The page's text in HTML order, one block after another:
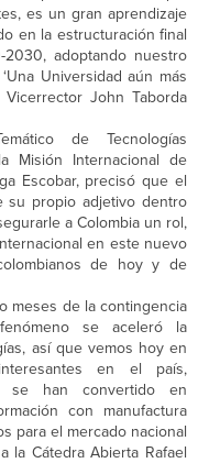
es un gran aprendizaje
en la estructuración final
adoptando nuestro
Universidad aún más
John Taborda
de Tecnologías
Misión Internacional de
Escobar, precisó que el
su propio adjetivo dentro
a Colombia un rol,
en este nuevo
de hoy y de
meses de la contingencia
se aceleró la
así que vemos hoy en
en el país,
se han convertido en
con manufactura
para el mercado nacional
la Cátedra Abierta Rafael